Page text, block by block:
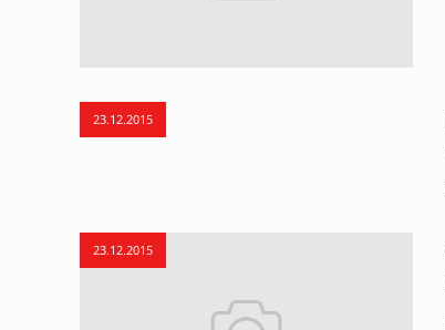
23.12.2015
23.12.2015